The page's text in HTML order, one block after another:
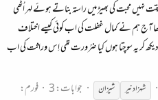
محبت کی بھیڑ میں راستہ بناتے ہوئے لہر اُٹّھی
آج ہم نے کمال غفلت کی اب کوئی کیسے اختلاف
کر یہ سوچتا ہوں کیا ضرُورت تھی اِس وراثت کی اب
شہزادنیر شیزان جوابات: 3
فورم: